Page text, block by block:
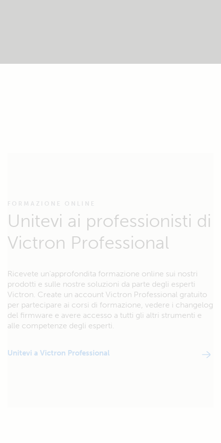
FORMAZIONE ONLINE
Unitevi ai professionisti di
Victron Professional
Ricevete un’approfondita formazione online sui nostri
prodotti e sulle nostre soluzioni da parte degli esperti
Victron. Create un account Victron Professional gratuito
per partecipare ai corsi di formazione, vedere i changelog
del firmware e avere accesso a tutti gli altri strumenti e
alle competenze degli esperti.
Unitevi a Victron Professional